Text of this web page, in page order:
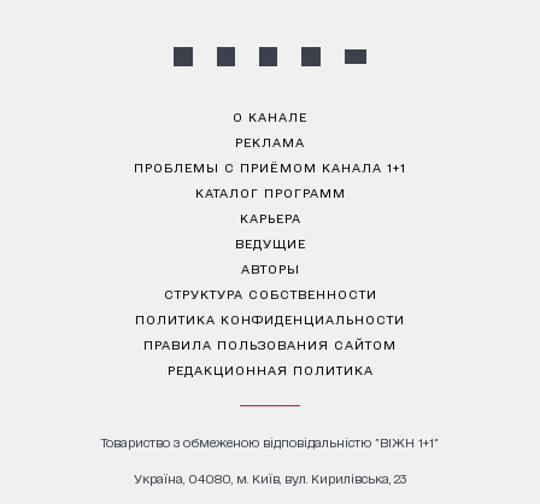
О КАНАЛЕ
РЕКЛАМА
ПРОБЛЕМЫ С ПРИЁМОМ КАНАЛА 1+1
КАТАЛОГ ПРОГРАММ
КАРЬЕРА
ВЕДУЩИЕ
АВТОРЫ
СТРУКТУРА СОБСТВЕННОСТИ
ПОЛИТИКА КОНФИДЕНЦИАЛЬНОСТИ
ПРАВИЛА ПОЛЬЗОВАНИЯ САЙТОМ
РЕДАКЦИОННАЯ ПОЛИТИКА
Товариство з обмеженою відповідальністю "ВІЖН 1+1"
Україна, 04080, м. Київ, вул. Кирилівська, 23